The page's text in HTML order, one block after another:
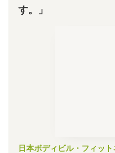
す。」
日本ボディビル・フィッ